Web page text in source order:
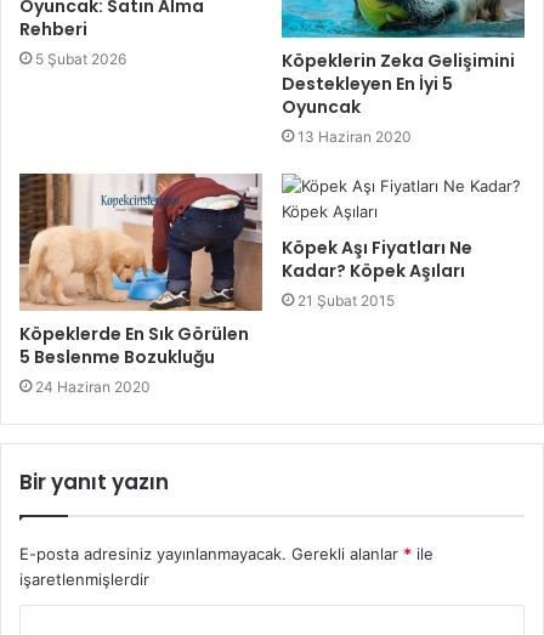
Oyuncak: Satın Alma
Rehberi
5 Şubat 2026
Köpeklerin Zeka Gelişimini
Destekleyen En İyi 5
Oyuncak
13 Haziran 2020
Köpeklerde En Sık Görülen
5 Beslenme Bozukluğu
24 Haziran 2020
Köpek Aşı Fiyatları Ne
Kadar? Köpek Aşıları
21 Şubat 2015
Bir yanıt yazın
E-posta adresiniz yayınlanmayacak. Gerekli alanlar * ile
işaretlenmişlerdir